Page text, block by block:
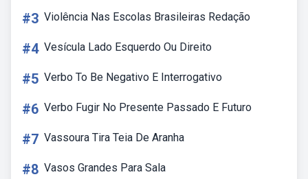
#3 Violência Nas Escolas Brasileiras Redação
#4 Vesícula Lado Esquerdo Ou Direito
#5 Verbo To Be Negativo E Interrogativo
#6 Verbo Fugir No Presente Passado E Futuro
#7 Vassoura Tira Teia De Aranha
#8 Vasos Grandes Para Sala